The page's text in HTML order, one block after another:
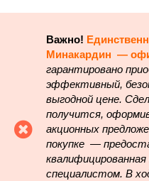
Важно!
Минакардин —
гарантировано
эффективный,
выгодной цене.
получится,
акционных
покупке —
специалистом. В